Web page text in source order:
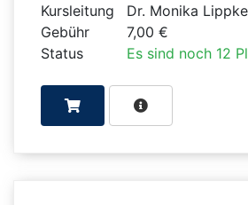
Kursleitung
Dr. Monika Lippke
Gebühr
7,00 €
Status
Es sind noch 12